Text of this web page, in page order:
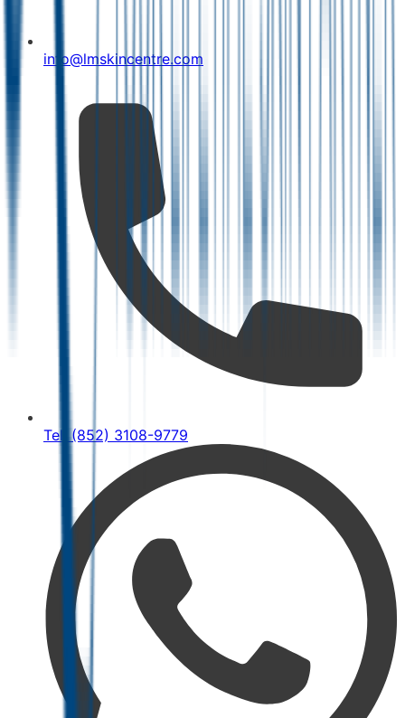
info@lmskincentre.com
Tel: (852) 3108-9779